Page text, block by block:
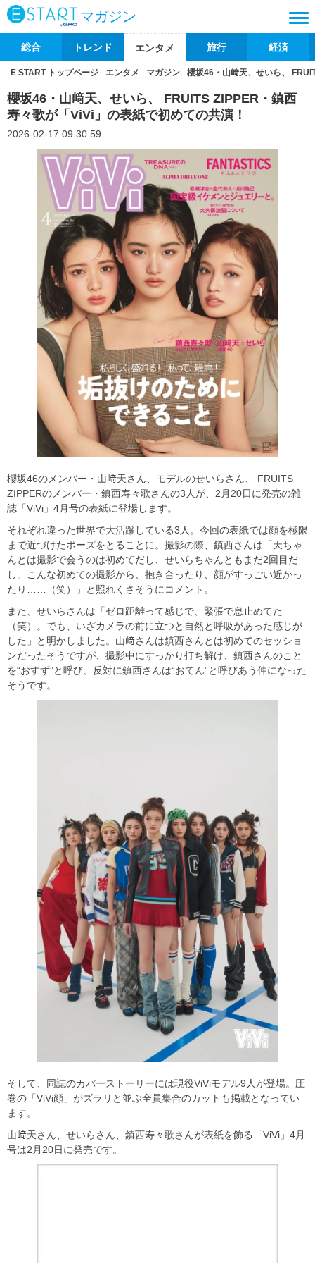
マガジン
総合 トレンド エンタメ 旅行 経済
E START トップページ エンタメ マガジン 櫻坂46・山﨑天、せいら、
櫻坂46・山﨑天、せいら、 FRUITS ZIPPER・鎮西
寿々歌が「ViVi」の表紙で初めての共演！
2026-02-17 09:30:59
櫻坂46のメンバー・山﨑天さん、モデルのせいらさん、 FRUITS
ZIPPERのメンバー・鎮西寿々歌さんの3人が、2月20日に発売の雑
誌「ViVi」4月号の表紙に登場します。
それぞれ違った世界で大活躍している3人。今回の表紙では顔を極限
まで近づけたポーズをとることに。撮影の際、鎮西さんは「天ちゃ
んとは撮影で会うのは初めてだし、せいらちゃんともまだ2回目だ
し。こんな初めての撮影から、抱き合ったり、顔がすっごい近かっ
たり……（笑）」と照れくさそうにコメント。
また、せいらさんは「ゼロ距離って感じで、緊張で息止めてた
（笑）。でも、いざカメラの前に立つと自然と呼吸があった感じが
した」と明かしました。山﨑さんは鎮西さんとは初めてのセッショ
ンだったそうですが、撮影中にすっかり打ち解け、鎮西さんのこと
を“おすず”と呼び、反対に鎮西さんは“おてん”と呼びあう仲になった
そうです。
そして、同誌のカバーストーリーには現役ViViモデル9人が登場。圧
巻の「ViVi顔」がズラリと並ぶ全員集合のカットも掲載となってい
ます。
山﨑天さん、せいらさん、鎮西寿々歌さんが表紙を飾る「ViVi」4月
号は2月20日に発売です。